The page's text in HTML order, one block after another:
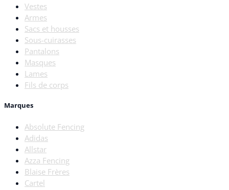
Vestes
Armes
Sacs et housses
Sous-cuirasses
Pantalons
Masques
Lames
Fils de corps
Marques
Absolute Fencing
Adidas
Allstar
Azza Fencing
Blaise Frères
Cartel